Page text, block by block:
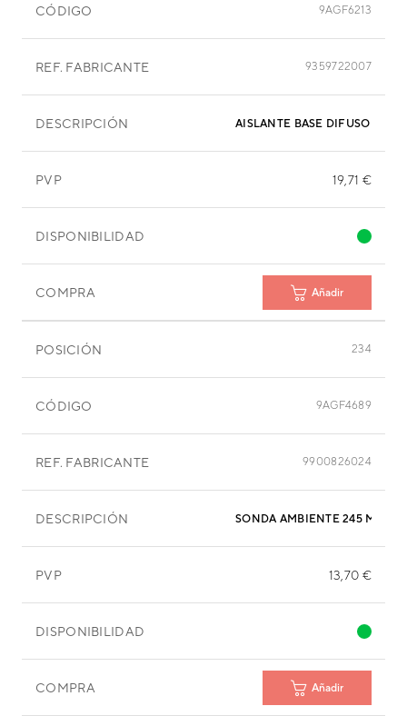
CÓDIGO 9AGF6213
REF. FABRICANTE 9359722007
DESCRIPCIÓN AISLANTE BASE DIFUSOR
PVP 19,71 €
DISPONIBILIDAD
COMPRA Añadir
POSICIÓN 234
CÓDIGO 9AGF4689
REF. FABRICANTE 9900826024
DESCRIPCIÓN SONDA AMBIENTE 245 MM
PVP 13,70 €
DISPONIBILIDAD
COMPRA Añadir